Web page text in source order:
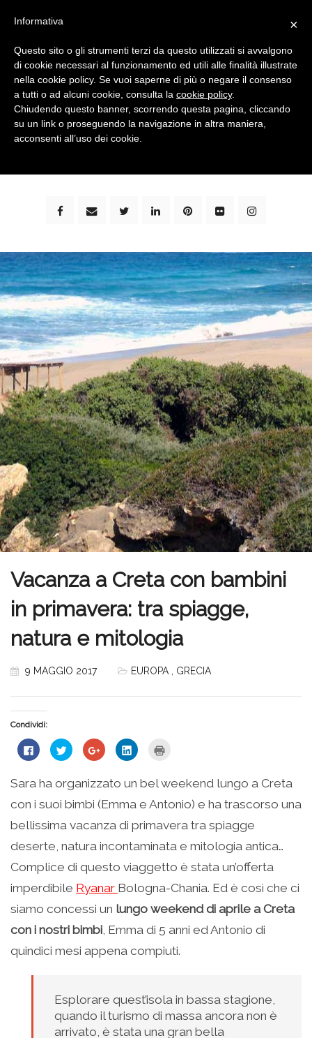
bimbi e viaggi - family travel blog: community #1 in
Vacanza a Creta con bambini
in primavera: tra spiagge,
natura e mitologia
9 MAGGIO 2017 EUROPA GRECIA
Condividi:
Fai
clic
su
Facebook
(Si
apre
una
nuova
finestra)
Fai
clic
condividere
su
Twitter
(Si
in
una
nuova
finestra)
Fai
clic
condividere
su
Google+
(Si
in
una
nuova
finestra)
Fai
clic
condividere
su
LinkedIn
(Si
in
una
nuova
finestra)
stampare
(Si
apre
in
nuova
finestra)
Sara ha organizzato un bel weekend lungo a Creta
con i suoi bimbi (Emma e Antonio) e ha trascorso una
bellissima vacanza di primavera tra spiagge
deserte, natura incontaminata e mitologia antica…
Complice di questo viaggetto è stata un’offerta
imperdibile Ryanar Bologna-Chania. Ed è così che ci
siamo concessi un lungo weekend di aprile a Creta
con i nostri bimbi , Emma di 5 anni ed Antonio di
quindici mesi appena compiuti.
Esplorare quest’isola in bassa stagione,
quando il turismo di massa ancora non è
arrivato, è stata una gran bella
×
Informativa
Questo sito o gli strumenti terzi da questo utilizzati si avvalgono
di cookie necessari al funzionamento ed utili alle finalità illustrate
nella cookie policy. Se vuoi saperne di più o negare il consenso
a tutti o ad alcuni cookie, consulta la cookie policy.
Chiudendo questo banner, scorrendo questa pagina, cliccando
su un link o proseguendo la navigazione in altra maniera,
acconsenti all’uso dei cookie.